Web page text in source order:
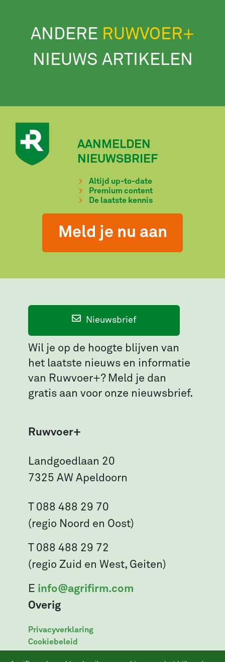
ANDERE RUWVOER+
NIEUWS ARTIKELEN
AANMELDEN
NIEUWSBRIEF
Altijd up-to-date
Premium content
De laatste kennis
Meld je nu aan
Nieuwsbrief
Wil je op de hoogte blijven van
het laatste nieuws en informatie
van Ruwvoer+? Meld je dan
gratis aan voor onze nieuwsbrief.
Ruwvoer+
Landgoedlaan 20
7325 AW Apeldoorn
T 088 488 29 70
(regio Noord en Oost)
T 088 488 29 72
(regio Zuid en West, Geiten)
E info@agrifirm.com
Overig
Privacyverklaring
Cookiebeleid